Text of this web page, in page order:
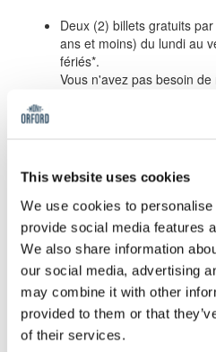
This website uses cookies
We use cookies to
provide social media features
We also share information
our social media, advertising
may combine it with other
provided to them or that
of their services.
Deux (2) billets gratuits
ans et moins) du lundi au
fériés*.
Vous n'avez pas besoin
service à la clientèle la
50% de rabais à l'achat
randonnée alpine Illimité,
vous (applicable pour
Sénior, Étudiant et
2026-27
.
L’abonnement de
pour les 17 ans et moins
individuel ou familial.
Enfant et Étudiant
au Mont-Orford, saison